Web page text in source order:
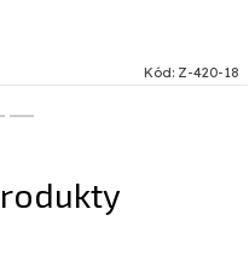
Kód: Z-420-18